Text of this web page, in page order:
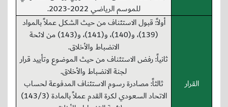
للموسم الرياضي 2022-2023.
القرار
أولاً: قبول الاستئناف من حيث الشكل عملاً بالمواد
(139)، و(140)، و(141)، و(143) من لائحة
الانضباط والأخلاق.
ثانياً: رفض الاستئناف من حيث الموضوع وتأييد قرار
لجنة الانضباط والأخلاق.
ثالثاً: مصادرة رسوم الاستئناف المدفوعة لحساب
الاتحاد السعودي لكرة القدم عملاً بالمادة (143/3)